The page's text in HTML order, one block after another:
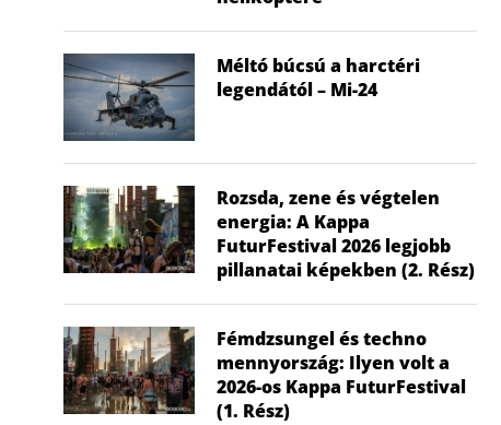
Méltó búcsú a harctéri
legendától – Mi-24
Rozsda, zene és végtelen
energia: A Kappa
FuturFestival 2026 legjobb
pillanatai képekben (2. Rész)
Fémdzsungel és techno
mennyország: Ilyen volt a
2026-os Kappa FuturFestival
(1. Rész)